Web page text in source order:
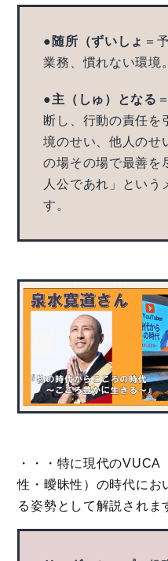
● 随所（ずいしょ ＝
業務、慣れない環
●主（しゅ）となる
断し、行動の責任
境のせい、他人のせ
の場その場で最善を
人公であれ」という
す。
・・・特に現代のVUCA
性・曖昧性）の時代にお
る姿勢として解説されま